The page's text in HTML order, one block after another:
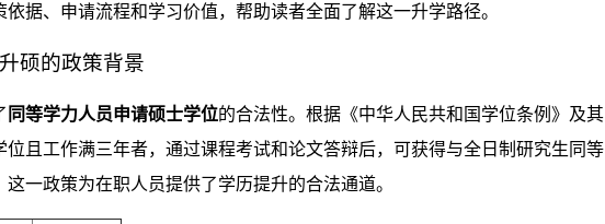
据、申请流程和学习价值，帮助读者全面了解这一升学路径。
硕的政策背景
同等学力人员申请硕士学位的合法性。根据《中华人民共和国学位条例》及其
位且工作满三年者，通过课程考试和论文答辩后，可获得与全日制研究生同等
一政策为在职人员提供了学历提升的合法通道。